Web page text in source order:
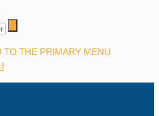
TO THE PRIMARY MENU